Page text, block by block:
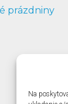
Na
prázdniny